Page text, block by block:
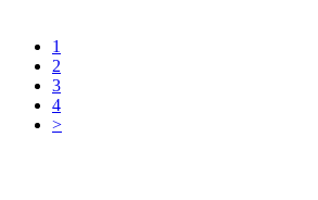
1
2
3
4
>